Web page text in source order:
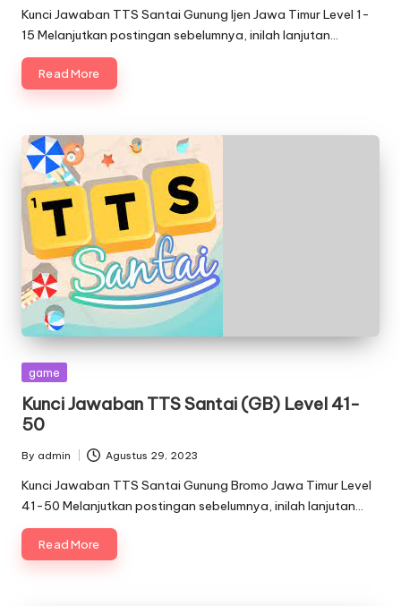
by
Kunci Jawaban TTS Santai Gunung Ijen Jawa Timur Level 1-
15 Melanjutkan postingan sebelumnya, inilah lanjutan…
Read More
Posted
game
Kunci Jawaban TTS Santai (GB) Level 41-
50
Posted
by
By admin Agustus 29, 2023
Kunci Jawaban TTS Santai Gunung Bromo Jawa Timur Level
41-50 Melanjutkan postingan sebelumnya, inilah lanjutan…
Read More